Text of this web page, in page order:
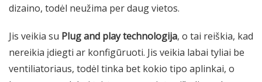
dizaino, todėl neužima per daug vietos.
Jis veikia su Plug and play technologija, o tai reiškia, kad
nereikia įdiegti ar konfigūruoti. Jis veikia labai tyliai be
ventiliatoriaus, todėl tinka bet kokio tipo aplinkai, o